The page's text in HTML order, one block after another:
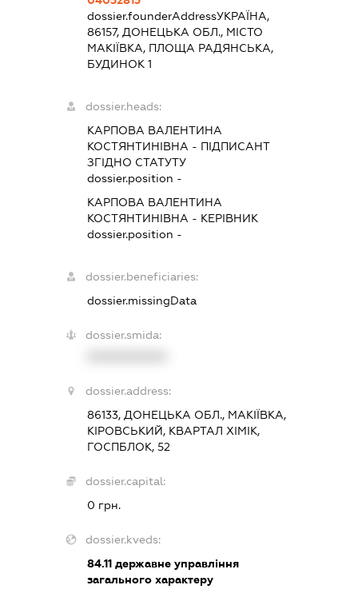
dossier.founderAddressУКРАЇНА,
86157, ДОНЕЦЬКА ОБЛ., МІСТО
МАКІЇВКА, ПЛОЩА РАДЯНСЬКА,
БУДИНОК 1
dossier.heads:
КАРПОВА ВАЛЕНТИНА
КОСТЯНТИНІВНА - ПІДПИСАНТ
ЗГІДНО СТАТУТУ
dossier.position -
КАРПОВА ВАЛЕНТИНА
КОСТЯНТИНІВНА - КЕРІВНИК
dossier.position -
dossier.beneficiaries:
dossier.missingData
dossier.smida:
dossier.address:
86133, ДОНЕЦЬКА ОБЛ., МАКІЇВКА,
КІРОВСЬКИЙ, КВАРТАЛ ХІМІК,
ГОСПБЛОК, 52
dossier.capital:
0 грн.
dossier.kveds:
84.11державне управління
загального характеру